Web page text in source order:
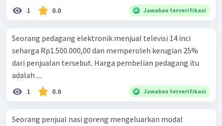
1 0.0 Jawaban terverifikasi
Seorang pedagang elektronik menjual televisi 14 inci
seharga Rp1.500.000,00 dan memperoleh kerugian 25%
dari penjualan tersebut. Harga pembelian pedagang itu
adalah ....
1 0.0 Jawaban terverifikasi
Seorang penjual nasi goreng mengeluarkan modal